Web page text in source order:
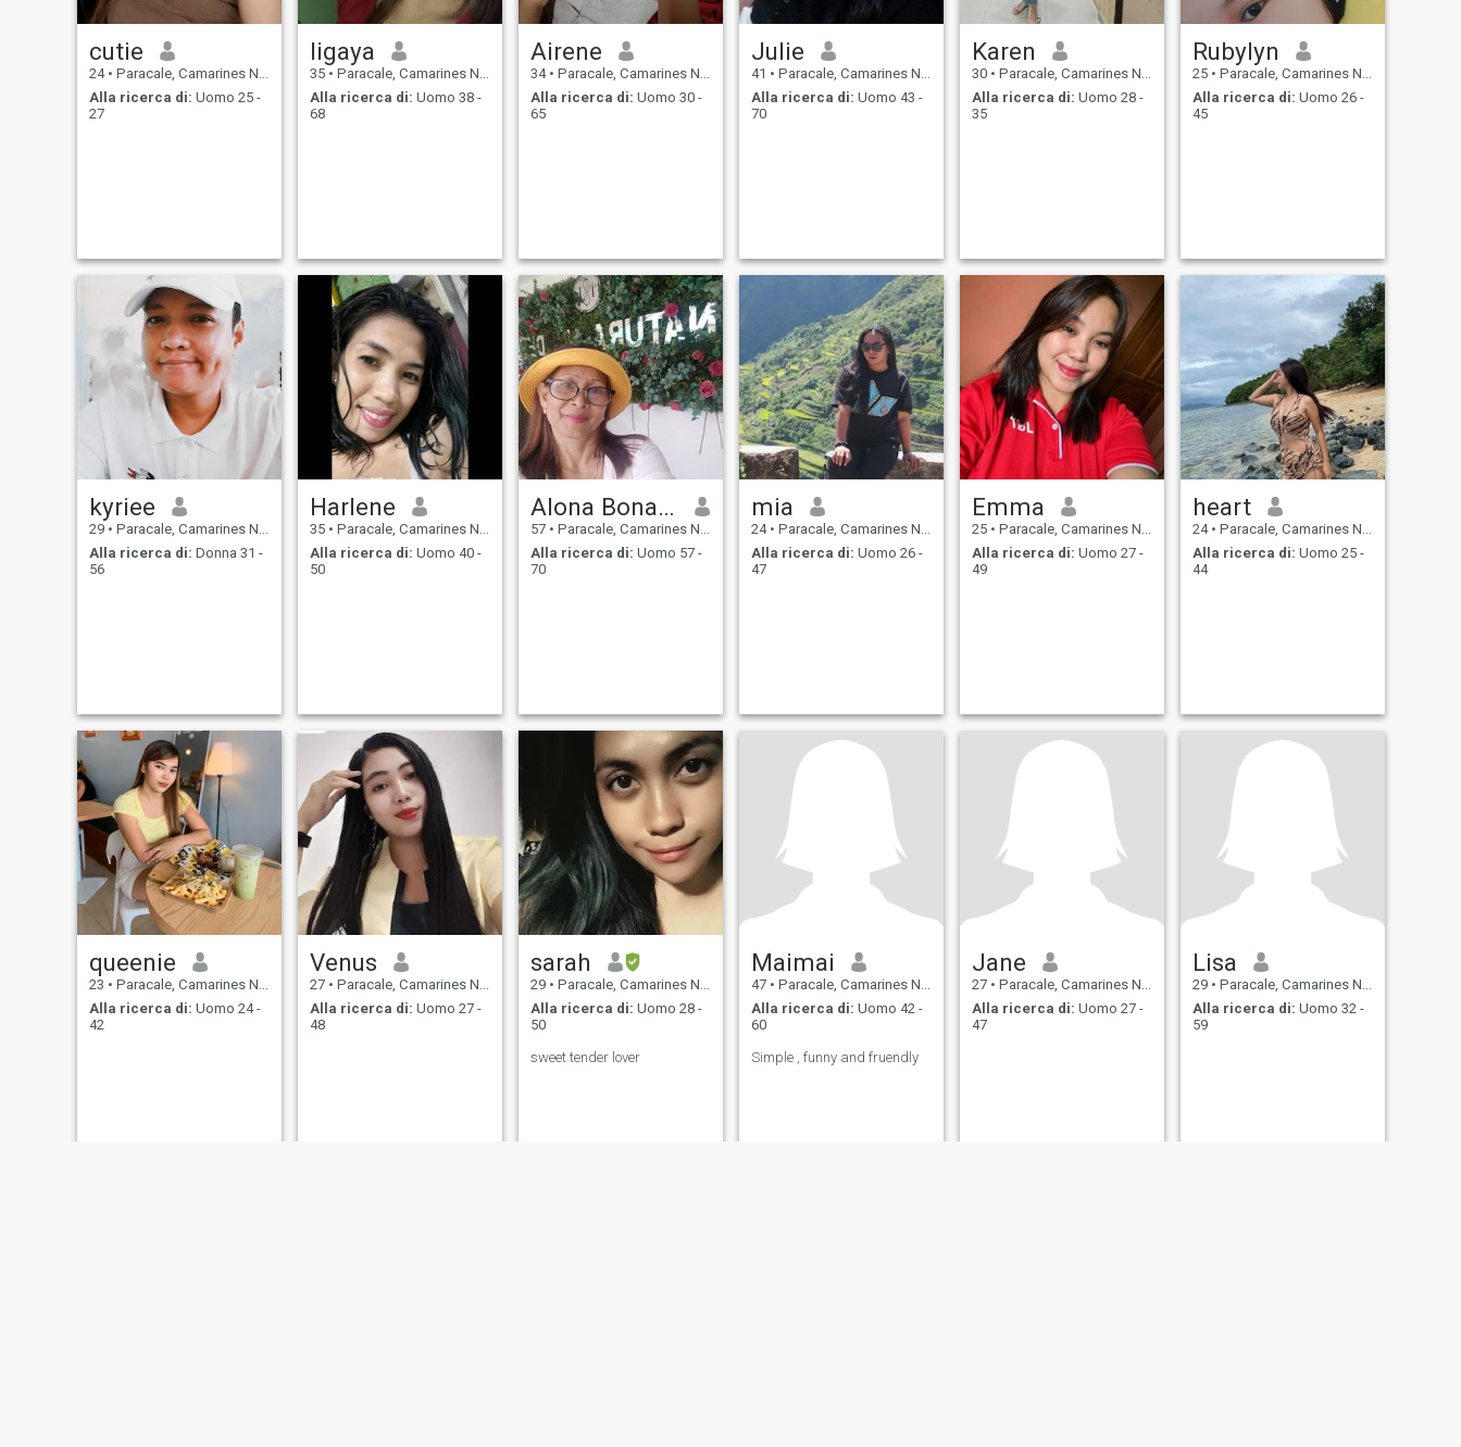
cutie
24 • Paracale, Camarines Norte, Filippine
Alla ricerca di: Uomo 25 -
27
ligaya
35 • Paracale, Camarines Norte, Filippine
Alla ricerca di: Uomo 38 -
68
Airene
34 • Paracale, Camarines Norte, Filippine
Alla ricerca di: Uomo 30 -
65
Julie
41 • Paracale, Camarines Norte, Filippine
Alla ricerca di: Uomo 43 -
70
Karen
30 • Paracale, Camarines Norte, Filippine
Alla ricerca di: Uomo 28 -
35
Rubylyn
25 • Paracale, Camarines Norte, Filippine
Alla ricerca di: Uomo 26 -
45
kyriee
29 • Paracale, Camarines Norte, Filippine
Alla ricerca di: Donna 31 -
56
Harlene
35 • Paracale, Camarines Norte, Filippine
Alla ricerca di: Uomo 40 -
50
Alona Bonagua
57 • Paracale, Camarines Norte, Filippine
Alla ricerca di: Uomo 57 -
70
mia
24 • Paracale, Camarines Norte, Filippine
Alla ricerca di: Uomo 26 -
47
Emma
25 • Paracale, Camarines Norte, Filippine
Alla ricerca di: Uomo 27 -
49
heart
24 • Paracale, Camarines Norte, Filippine
Alla ricerca di: Uomo 25 -
44
queenie
23 • Paracale, Camarines Norte, Filippine
Alla ricerca di: Uomo 24 -
42
Venus
27 • Paracale, Camarines Norte, Filippine
Alla ricerca di: Uomo 27 -
48
sarah
29 • Paracale, Camarines Norte, Filippine
Alla ricerca di: Uomo 28 -
50
sweet tender lover
Maimai
47 • Paracale, Camarines Norte, Filippine
Alla ricerca di: Uomo 42 -
60
Simple , funny and fruendly
Jane
27 • Paracale, Camarines Norte, Filippine
Alla ricerca di: Uomo 27 -
47
Lisa
29 • Paracale, Camarines Norte, Filippine
Alla ricerca di: Uomo 32 -
59